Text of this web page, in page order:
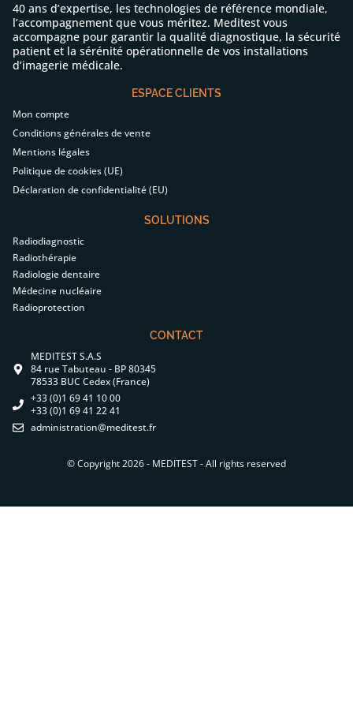
40 ans d’expertise, les technologies de référence mondiale,
l’accompagnement que vous méritez. Meditest vous
accompagne pour garantir la qualité diagnostique, la sécurité
patient et la sérénité opérationnelle de vos installations
d’imagerie médicale.
ESPACE CLIENTS
Mon compte
Conditions générales de vente
Mentions légales
Politique de cookies (UE)
Déclaration de confidentialité (EU)
SOLUTIONS
Radiodiagnostic
Radiothérapie
Radiologie dentaire
Médecine nucléaire
Radioprotection
CONTACT
MEDITEST S.A.S
84 rue Tabuteau - BP 80345
78533 BUC Cedex (France)
+33 (0)1 69 41 10 00
+33 (0)1 69 41 22 41
administration@meditest.fr
© Copyright 2026 - MEDITEST - All rights reserved